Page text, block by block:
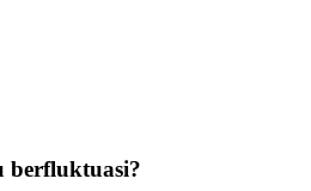
berfluktuasi?